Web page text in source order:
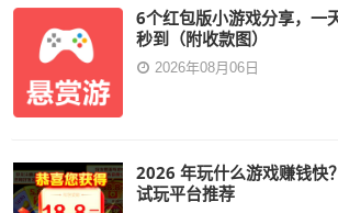
6个红包版小游戏分享，一
秒到（附收款图）
2026年08月06日
2026 年玩什么游戏赚钱快
试玩平台推荐